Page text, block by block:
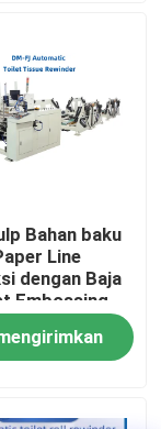
Bahan baku
Line
dengan Baja
Embossing
dan Mesin